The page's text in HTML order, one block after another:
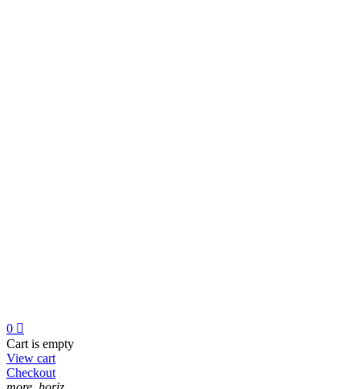
0 
Cart is empty
View cart
Checkout